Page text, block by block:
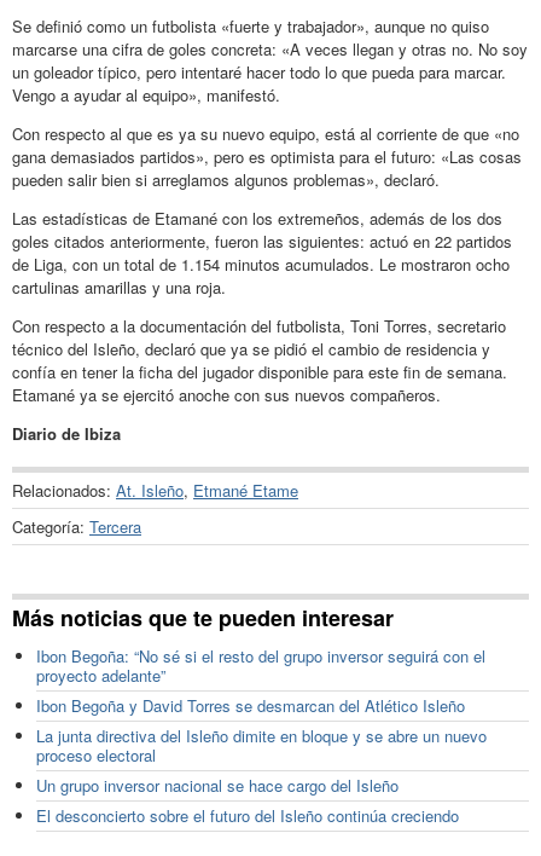
Se definió como un futbolista «fuerte y trabajador», aunque no quiso
marcarse una cifra de goles concreta: «A veces llegan y otras no. No soy
un goleador típico, pero intentaré hacer todo lo que pueda para marcar.
Vengo a ayudar al equipo», manifestó.
Con respecto al que es ya su nuevo equipo, está al corriente de que «no
gana demasiados partidos», pero es optimista para el futuro: «Las cosas
pueden salir bien si arreglamos algunos problemas», declaró.
Las estadísticas de Etamané con los extremeños, además de los dos
goles citados anteriormente, fueron las siguientes: actuó en 22 partidos
de Liga, con un total de 1.154 minutos acumulados. Le mostraron ocho
cartulinas amarillas y una roja.
Con respecto a la documentación del futbolista, Toni Torres, secretario
técnico del Isleño, declaró que ya se pidió el cambio de residencia y
confía en tener la ficha del jugador disponible para este fin de semana.
Etamané ya se ejercitó anoche con sus nuevos compañeros.
Diario de Ibiza
Relacionados: At. Isleño, Etmané Etame
Categoría: Tercera
Más noticias que te pueden interesar
Ibon Begoña: “No sé si el resto del grupo inversor seguirá con el
proyecto adelante”
Ibon Begoña y David Torres se desmarcan del Atlético Isleño
La junta directiva del Isleño dimite en bloque y se abre un nuevo
proceso electoral
Un grupo inversor nacional se hace cargo del Isleño
El desconcierto sobre el futuro del Isleño continúa creciendo